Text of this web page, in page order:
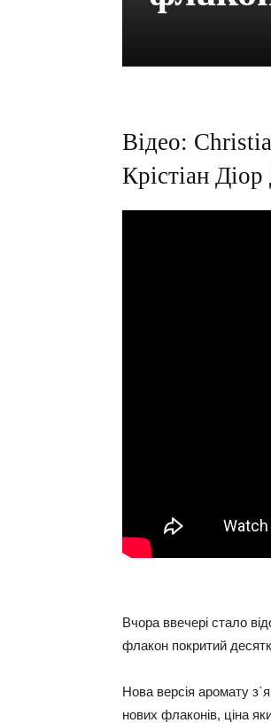
Відео:
Крістіан
Вчора ввечері стало
флакон покритий
Нова версія аромату
нових флаконів, ціна